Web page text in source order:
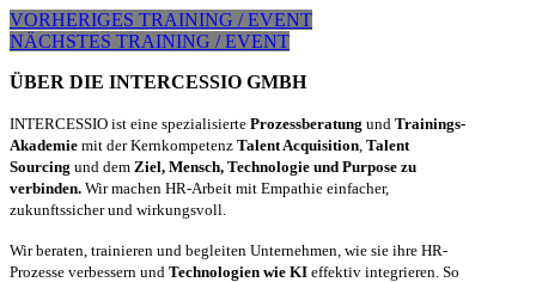
VORHERIGES TRAINING / EVENT
NÄCHSTES TRAINING / EVENT
ÜBER DIE INTERCESSIO GMBH
INTERCESSIO ist eine spezialisierte Prozessberatung und Trainings-
Akademie mit der Kernkompetenz Talent Acquisition Talent
Sourcing und dem Ziel, Mensch, Technologie und Purpose zu
verbinden. Wir machen HR-Arbeit mit Empathie einfacher,
zukunftssicher und wirkungsvoll.
Wir beraten, trainieren und begleiten Unternehmen, wie sie ihre HR-
Prozesse verbessern und Technologien wie KI effektiv integrieren. So